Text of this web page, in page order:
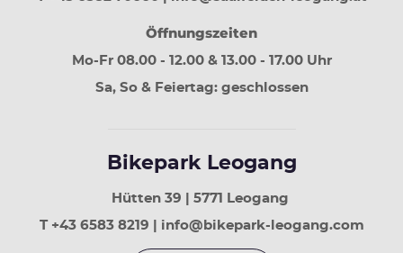
Öffnungszeiten
Mo-Fr 08.00 - 12.00 & 13.00 - 17.00 Uhr
Sa, So & Feiertag: geschlossen
Bikepark Leogang
Hütten 39 | 5771 Leogang
T +43 6583 8219 | info@bikepark-leogang.com